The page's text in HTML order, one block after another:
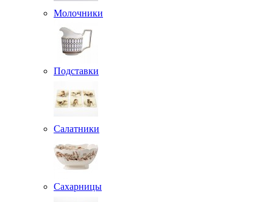
Молочники
Подставки
Салатники
Сахарницы